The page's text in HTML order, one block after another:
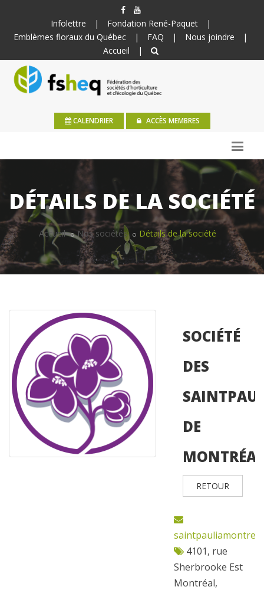
Infolettre | Fondation René-Paquet
|
Emblèmes floraux du Québec
| FAQ | Nous joindre
|
Accueil
|
CALENDRIER ACCÈS MEMBRES
DÉTAILS DE LA SOCIÉTÉ
Accueil Nos sociétés Détails de la société
SOCIÉTÉ
DES
DE
MONTRÉAL
RETOUR
4101, rue
Sherbrooke Est
Montréal,